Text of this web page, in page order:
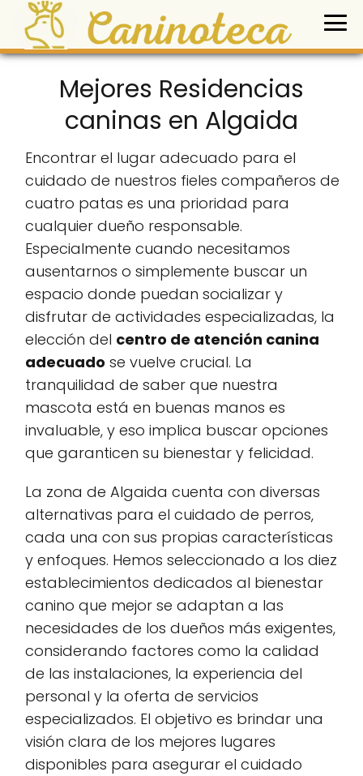
Mejores Residencias
caninas en Algaida
Encontrar el lugar adecuado para el
cuidado de nuestros fieles compañeros de
cuatro patas es una prioridad para
cualquier dueño responsable.
Especialmente cuando necesitamos
ausentarnos o simplemente buscar un
espacio donde puedan socializar y
disfrutar de actividades especializadas, la
elección del centro de atención canina
adecuado se vuelve crucial. La
tranquilidad de saber que nuestra
mascota está en buenas manos es
invaluable, y eso implica buscar opciones
que garanticen su bienestar y felicidad.
La zona de Algaida cuenta con diversas
alternativas para el cuidado de perros,
cada una con sus propias características
y enfoques. Hemos seleccionado a los diez
establecimientos dedicados al bienestar
canino que mejor se adaptan a las
necesidades de los dueños más exigentes,
considerando factores como la calidad
de las instalaciones, la experiencia del
personal y la oferta de servicios
especializados. El objetivo es brindar una
visión clara de los mejores lugares
disponibles para asegurar el cuidado